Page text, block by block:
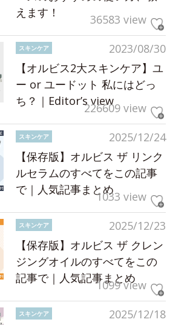
えます！
36583 view
2023/08/30
スキンケア
【オルビス2大スキンケア】ユ
ー or ユードット 私にはどっ
ち？｜Editor’s view226609 view
2025/12/24
スキンケア
【保存版】オルビス ザ リンク
ルセラムのすべてをこの記事
で｜人気記事まとめ1033 view
2025/12/23
スキンケア
【保存版】オルビス ザ クレン
ジングオイルのすべてをこの
記事で｜人気記事まとめ
1099 view
2025/12/18
スキンケア